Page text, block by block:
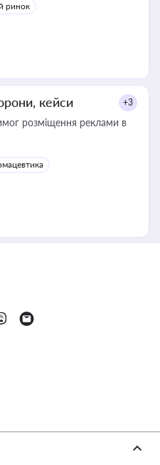
ринок
кейси +3
розміщення реклами в